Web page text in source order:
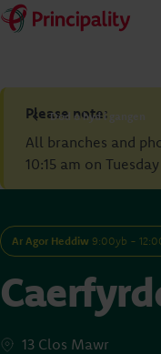
Dod o hyd i gangen
Please note:
All branches and
10:15 am on
Ar Agor Heddiw 9:00yb -
13 Clos Mawr